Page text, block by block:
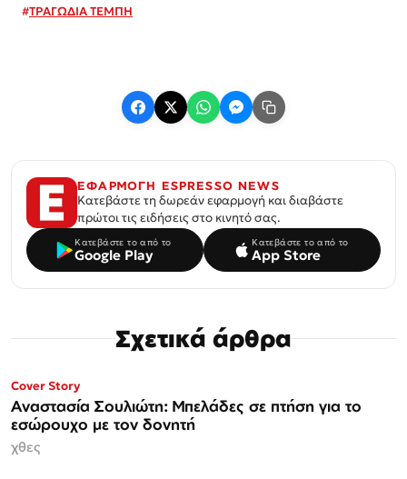
#ΤΡΑΓΩΔΙΑ ΤΕΜΠΗ
ΕΦΑΡΜΟΓΗ ESPRESSO NEWS
Κατεβάστε τη δωρεάν εφαρμογή και διαβάστε
πρώτοι τις ειδήσεις στο κινητό σας.
Κατεβάστε το από το
Google Play
Κατεβάστε το από το
App Store
Σχετικά άρθρα
ΜΟΝΟ ΣΤΗΝ
Espresso
Cover Story
Αναστασία Σουλιώτη: Μπελάδες σε πτήση για το
εσώρουχο με τον δονητή
χθες